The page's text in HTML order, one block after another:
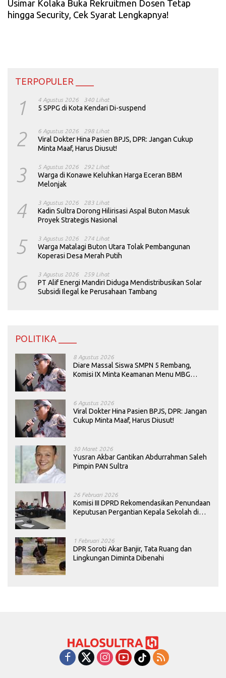
Usimar Kolaka Buka Rekruitmen Dosen Tetap
hingga Security, Cek Syarat Lengkapnya!
TERPOPULER ____
1 4 Agustus 2026 340 Lihat
5 SPPG di Kota Kendari Di-suspend
2 6 Agustus 2026 298 Lihat
Viral Dokter Hina Pasien BPJS, DPR: Jangan Cukup
Minta Maaf, Harus Diusut!
3 5 Agustus 2026 292 Lihat
Warga di Konawe Keluhkan Harga Eceran BBM
Melonjak
4 3 Agustus 2026 283 Lihat
Kadin Sultra Dorong Hilirisasi Aspal Buton Masuk
Proyek Strategis Nasional
5 3 Agustus 2026 274 Lihat
Warga Matalagi Buton Utara Tolak Pembangunan
Koperasi Desa Merah Putih
6 3 Agustus 2026 259 Lihat
PT Alif Energi Mandiri Diduga Mendistribusikan Solar
Subsidi Ilegal ke Perusahaan Tambang
POLITIKA ____
8 Agustus 2026
Diare Massal Siswa SMPN 5 Rembang,
Komisi IX Minta Keamanan Menu MBG
6 Agustus 2026
Viral Dokter Hina Pasien BPJS, DPR: Jangan
Cukup Minta Maaf, Harus Diusut!
30 Maret 2026
Yusran Akbar Gantikan Abdurrahman Saleh
Pimpin PAN Sultra
26 Februari 2026
Komisi III DPRD Rekomendasikan Penundaan
Keputusan Pergantian Kepala Sekolah di
1 Februari 2026
DPR Soroti Akar Banjir, Tata Ruang dan
Lingkungan Diminta Dibenahi